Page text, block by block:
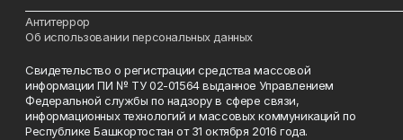
Антитеррор
Об использовании персональных данных
Свидетельство о регистрации средства массовой
информации ПИ № ТУ 02-01564 выданное Управлением
Федеральной службы по надзору в сфере связи,
информационных технологий и массовых коммуникаций по
Республике Башкортостан от 31 октября 2016 года.